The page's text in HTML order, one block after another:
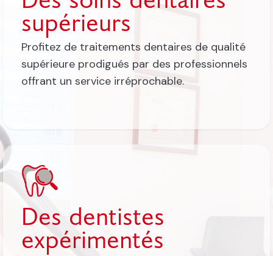
supérieurs
Profitez de traitements dentaires de qualité
supérieure prodigués par des professionnels
offrant un service irréprochable.
Des dentistes
expérimentés